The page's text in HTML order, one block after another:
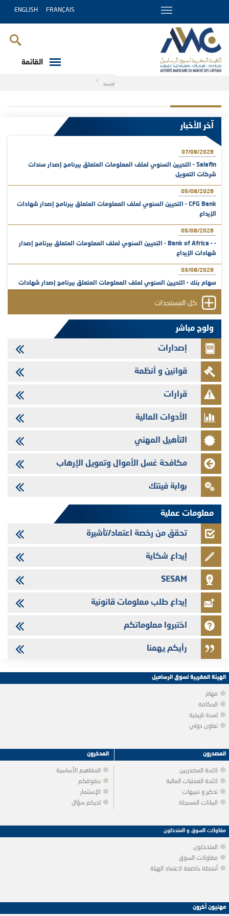
FRANÇAIS
ENGLISH
القائمة
الرئيسية
آخر الأخبار
07/08/2026
Salafin - التحيين السنوي لملف المعلومات المتعلق ببرنامج إصدار سندات
شركات التمويل
05/08/2026
CFG Bank - التحيين السنوي لملف المعلومات المتعلق ببرنامج إصدار شهادات
الإيداع
05/08/2026
- - Bank of Africa - التحيين السنوي لملف المعلومات المتعلق ببرنامج إصدار
شهادات الإيداع
03/08/2026
سهام بنك - التحيين السنوي لملف المعلومات المتعلق ببرنامج إصدار شهادات
31/07/2026
VEOLIA ENVIRONNEMENT - تؤشر الهيئة المغربية لسوق الرساميل على
المنشور النهائي المتعلق بالزيادة في الرأسمال المخصصة لأجراء المجموعة
29/07/2026
وفابايل - التحيين السنوي لملف المعلومات المتعلق ببرنامج إصدار سندات
شركات التمويل
29/07/2026
تهنئة بمناسبة عيد العرش المجيد
29/07/2026
تنشر الهيئة المغربية لسوق الرساميل العدد الرابع عشر من مجلة سوق الرساميل
28/07/2026
Med Paper - تجاوز حد المساهمة 5%
24/07/2026
Saham Leasing - التحيين السنوي لملف المعلومات المتعلق ببرنامج إصدار
كل المستجدات
ولوج مباشر
إصدارات
قوانين و أنظمة
قرارات
الأدوات المالية
التأهيل المهني
مكافحة غسل الأموال وتمويل الإرهاب
بوابة فينتك
معلومات عملية
تحقق من رخصة اعتماد/تأشيرة
إيداع شكاية
SESAM
إيداع طلب معلومات قانونية
اختبروا معلوماتكم
رأيكم يهمنا
الهيئة المغربية لسوق الرساميل
مهام
الحكامة
لمحة تاريخية
تعاون دولي
المدخرون
المفاهيم الأساسية
حقوقكم
الإستثمار
لديكم سؤال
المصدرون
لائحة المصدريين
لائحة العمليات المالية
تذكير و تنبيهات
البيانات المسجلة
مقاولات السوق و المتدخلون
المتدخلون
مقاولات السوق
أنشطة خاضعة لاعتماد الهيئة
مهنيون آخرون